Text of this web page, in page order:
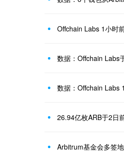
Offchain Labs 1小时
数据：Offchain Labs
26.94亿枚ARB于2日